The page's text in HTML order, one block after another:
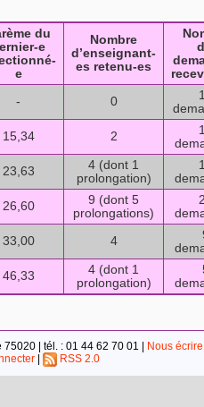
du
e
e
Nombre
d’enseignant-
es retenu-es
- 0
15,34 2
23,63
4 (dont 1
prolongation)
26,60
9 (dont 5
prolongations)
33,00 4
46,33
4 (dont 1
prolongation)
| tél. : 01 44 62 70 01 | Nous écrire
RSS 2.0